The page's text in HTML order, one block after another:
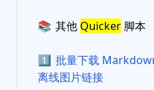
📚 其他 Quicker 脚本
1️⃣ 批量下载
离线图片链接